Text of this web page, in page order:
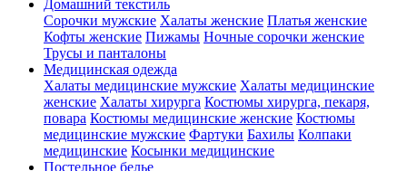
Домашний текстиль
Сорочки мужские Халаты женские Платья женские
Кофты женские Пижамы Ночные сорочки женские
Трусы и панталоны
Медицинская одежда
Халаты медицинские мужские Халаты медицинские
женские Халаты хирурга Костюмы хирурга, пекаря,
повара Костюмы медицинские женские Костюмы
медицинские мужские Фартуки Бахилы Колпаки
медицинские Косынки медицинские
Постельное белье